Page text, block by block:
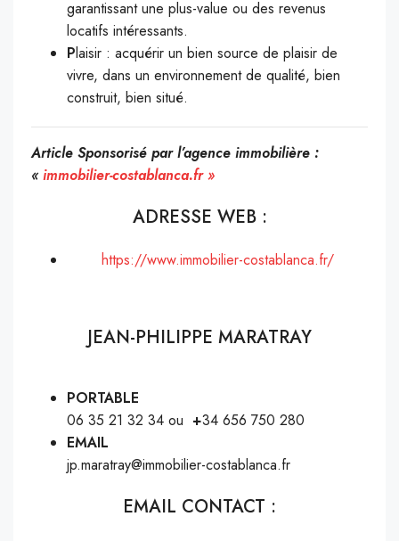
garantissant une plus-value ou des revenus
locatifs intéressants.
Plaisir : acquérir un bien source de plaisir de
vivre, dans un environnement de qualité, bien
construit, bien situé.
Article Sponsorisé par l’agence immobilière :
« immobilier-costablanca.fr »
ADRESSE WEB :
https://www.immobilier-costablanca.fr/
JEAN-PHILIPPE MARATRAY
PORTABLE
06 35 21 32 34 ou +34 656 750 280
EMAIL
jp.maratray@immobilier-costablanca.fr
EMAIL CONTACT :